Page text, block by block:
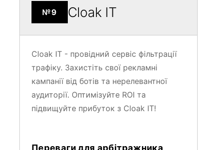
№9 Cloak IT
Cloak IT - провідний сервіс фільтрації
трафіку. Захистіть свої рекламні
кампанії від ботів та нерелевантної
аудиторії. Оптимізуйте ROI та
підвищуйте прибуток з Cloak IT!
Переваги для арбітражника